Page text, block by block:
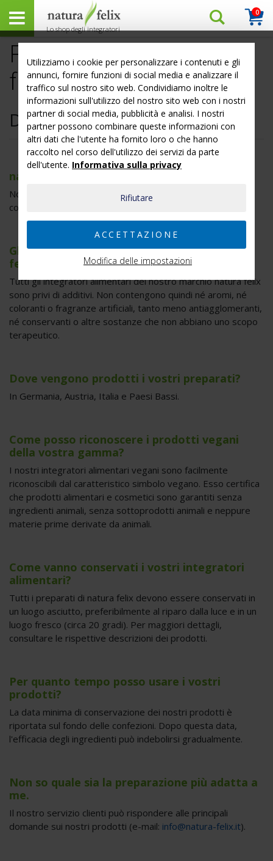
Cart
0
Cerca
prodotto
o
nr.
articolo
...
FAQ o domande
frequenti a natura felix
Domande generiche
natura felix è una ditta italiana?
No, natura felix è un marchio „podo medi“, ditta olandese
con sede a Oldenzaal.
Gli integratori alimentari a marchio natura
felix contengono additivi?
Tutti gli integratori alimentari del nostro marchio natura felix
sono privi di additivi. Non contengono quindi né aromi, né
coloranti o fragranze artificiali, tanto meno antiagglomeranti,
né conservanti o altre sostanze che non abbiano uno scopo
terapeutico.
Dove vengono prodotti i vostri preparati?
In Germania, Austria, Italia e Paesi Bassi.
Come posso riconoscere i prodotti vegani
della vostra gamma?
I nostri integratori alimentari vegani sono facilmente
riconoscibili dal caratteristico simbolo vegano. Esso certifica
che prodotti alimentari e cosmetici sono garantiti senza
ingredienti animali, senza sottoprodotti animali e neppure
materie prime derivate da animali.
Come vanno conservati i vostri integratori
alimentari?
Tutti i preparati di natura felix devono essere conservati in
un luogo asciutto, preferibilmente al riparo dalla luce e in un
luogo fresco (circa 20 gradi). Per maggiori dettagli,
consultare le rispettive descrizioni dei prodotti.
Per quanto tempo posso usare i vostri
prodotti?
La data minima di conservazione dei nostri prodotti è
riportata sul fondo delle confezioni. Dopo questa data,
l'efficacia degli ingredienti può indebolirsi gradualmente.
Non so quale sia la preparazione più adatta a
me.
Il nostro servizio clienti può rispondere alle principali
domande sui nostri prodotti (e-mail: info@natura-felix.it).
Utilizziamo i cookie per personalizzare i contenuti e gli
annunci, fornire funzioni di social media e analizzare il
traffico sul nostro sito web. Condividiamo inoltre le
informazioni sull'utilizzo del nostro sito web con i nostri
partner di social media, pubblicità e analisi. I nostri
partner possono combinare queste informazioni con
altri dati che l'utente ha fornito loro o che hanno
raccolto nel corso dell'utilizzo dei servizi da parte
dell'utente. Informativa sulla privacy
Rifiutare
ACCETTAZIONE
Modifica delle impostazioni